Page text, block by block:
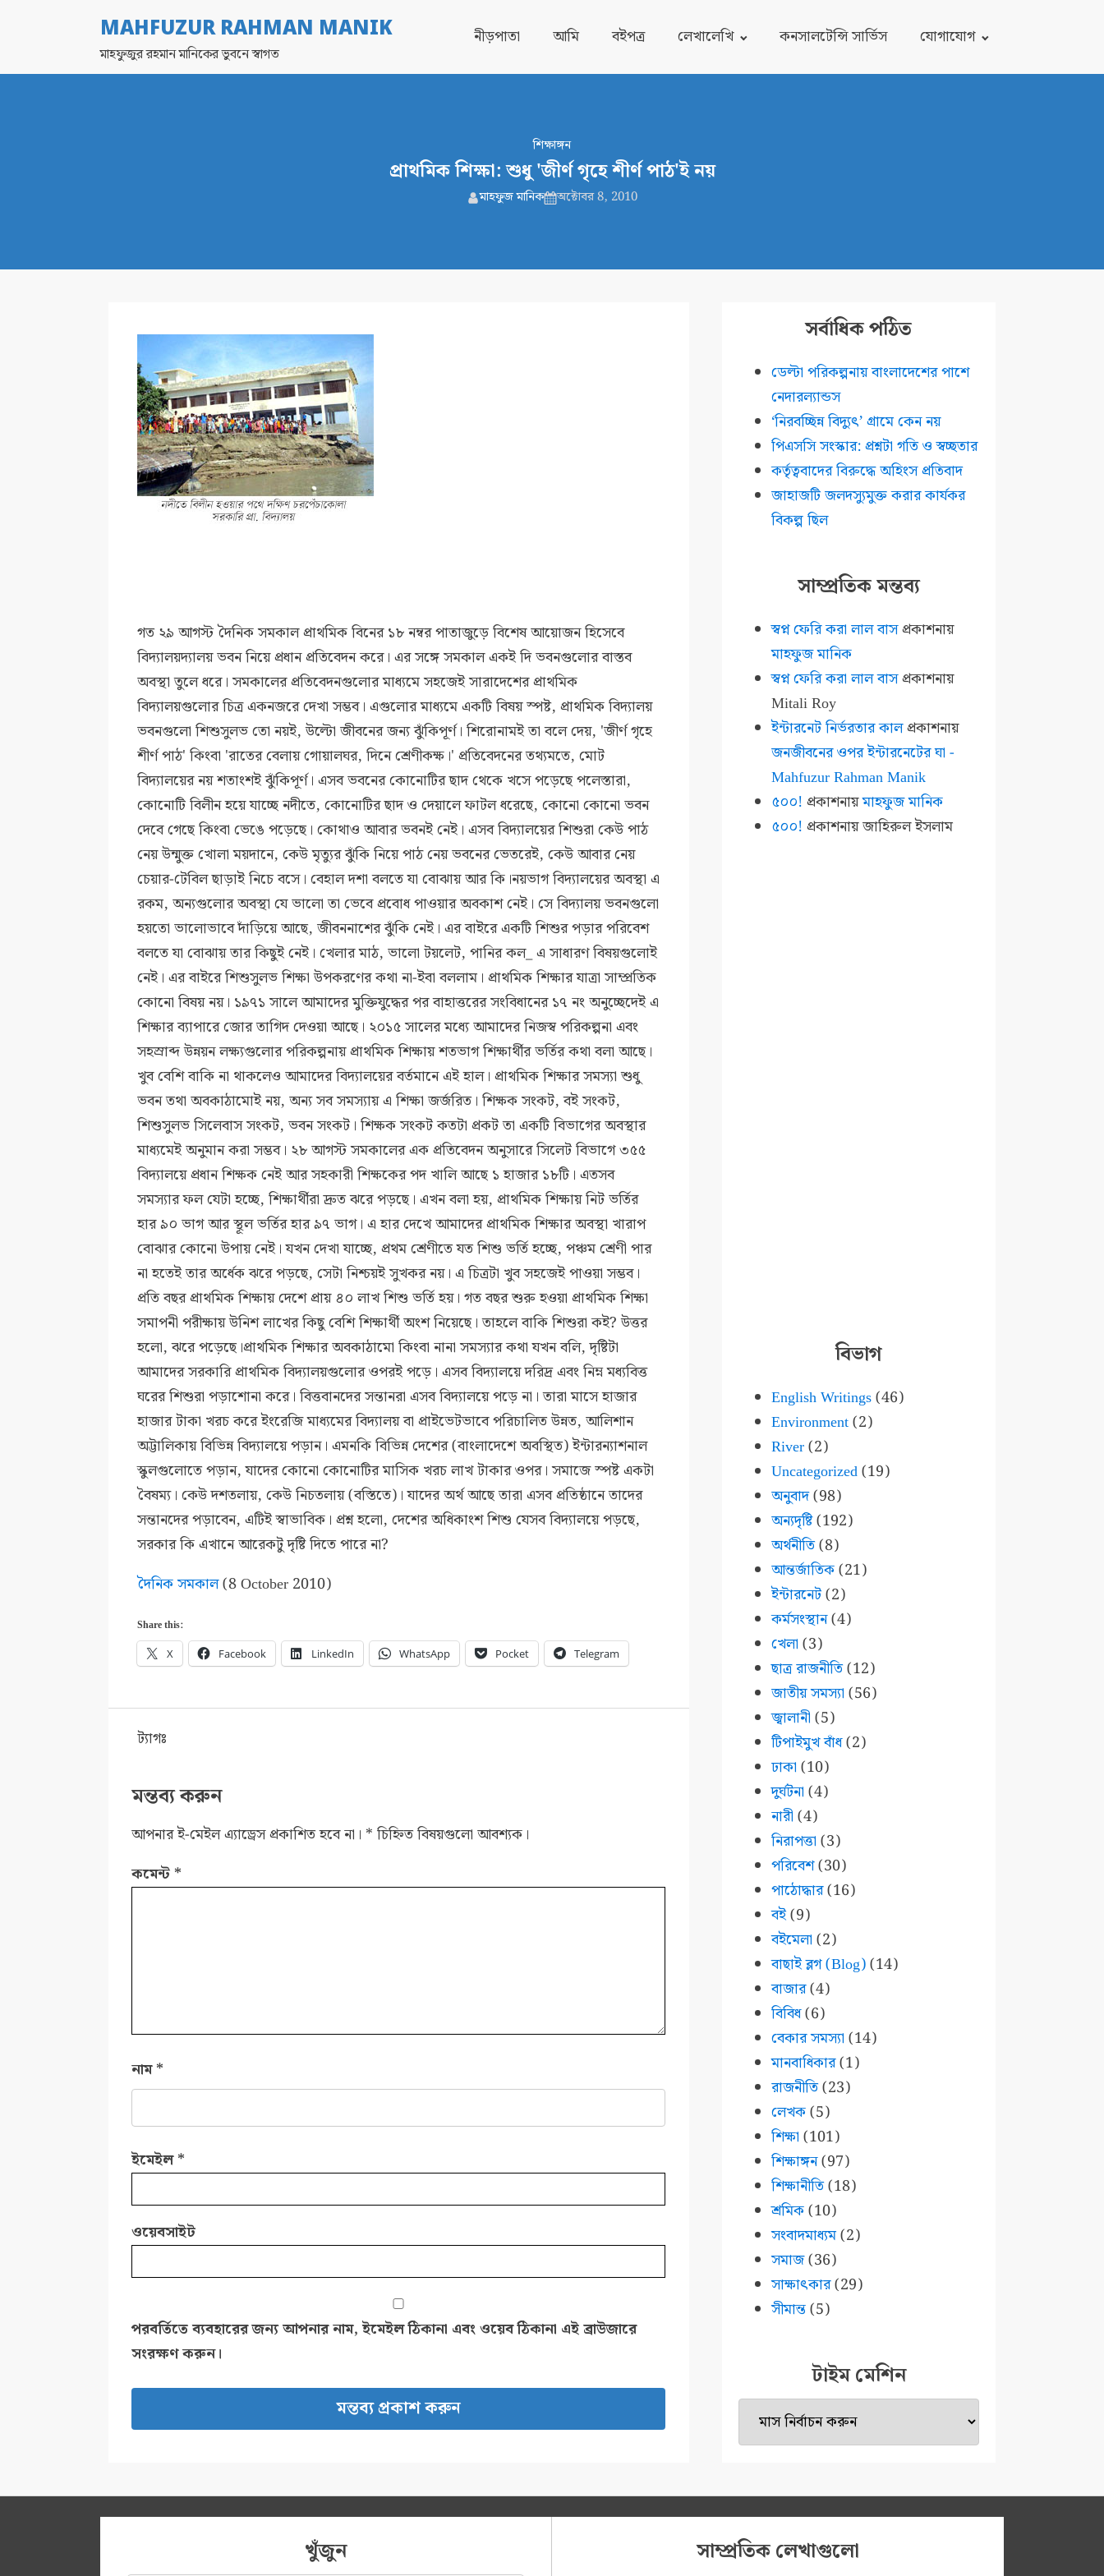
MAHFUZUR RAHMAN MANIK
মাহফুজুর রহমান মানিকের ভুবনে স্বাগত
নীড়পাতা আমি বইপত্র লেখালেখি কনসালটেন্সি সার্ভিস যোগাযোগ
শিক্ষাঙ্গন
প্রাথমিক শিক্ষা: শুধু 'জীর্ণ গৃহে শীর্ণ পাঠ'ই নয়
মাহফুজ মানিক অক্টোবর 8, 2010
গত ২৯ আগস্ট দৈনিক সমকাল প্রাথমিক বিনের ১৮ নম্বর পাতাজুড়ে বিশেষ আয়োজন হিসেবে
বিদ্যালয়দ্যালয় ভবন নিয়ে প্রধান প্রতিবেদন করে। এর সঙ্গে সমকাল একই দি ভবনগুলোর বাস্তব
অবস্থা তুলে ধরে। সমকালের প্রতিবেদনগুলোর মাধ্যমে সহজেই সারাদেশের প্রাথমিক
বিদ্যালয়গুলোর চিত্র একনজরে দেখা সম্ভব। এগুলোর মাধ্যমে একটি বিষয় স্পষ্ট, প্রাথমিক বিদ্যালয়
ভবনগুলো শিশুসুলভ তো নয়ই, উল্টো জীবনের জন্য ঝুঁকিপূর্ণ। শিরোনামই তা বলে দেয়, 'জীর্ণ গৃহে
শীর্ণ পাঠ' কিংবা 'রাতের বেলায় গোয়ালঘর, দিনে শ্রেণীকক্ষ।' প্রতিবেদনের তথ্যমতে, মোট
বিদ্যালয়ের নয় শতাংশই ঝুঁকিপূর্ণ। এসব ভবনের কোনোটির ছাদ থেকে খসে পড়েছে পলেস্তারা,
কোনোটি বিলীন হয়ে যাচ্ছে নদীতে, কোনোটির ছাদ ও দেয়ালে ফাটল ধরেছে, কোনো কোনো ভবন
দেবে গেছে কিংবা ভেঙে পড়েছে। কোথাও আবার ভবনই নেই। এসব বিদ্যালয়ের শিশুরা কেউ পাঠ
নেয় উন্মুক্ত খোলা ময়দানে, কেউ মৃত্যুর ঝুঁকি নিয়ে পাঠ নেয় ভবনের ভেতরেই, কেউ আবার নেয়
চেয়ার-টেবিল ছাড়াই নিচে বসে। বেহাল দশা বলতে যা বোঝায় আর কি।নয়ভাগ বিদ্যালয়ের অবস্থা এ
রকম, অন্যগুলোর অবস্থা যে ভালো তা ভেবে প্রবোধ পাওয়ার অবকাশ নেই। সে বিদ্যালয় ভবনগুলো
হয়তো ভালোভাবে দাঁড়িয়ে আছে, জীবননাশের ঝুঁকি নেই। এর বাইরে একটি শিশুর পড়ার পরিবেশ
বলতে যা বোঝায় তার কিছুই নেই। খেলার মাঠ, ভালো টয়লেট, পানির কল_ এ সাধারণ বিষয়গুলোই
নেই। এর বাইরে শিশুসুলভ শিক্ষা উপকরণের কথা না-ইবা বললাম। প্রাথমিক শিক্ষার যাত্রা সাম্প্রতিক
কোনো বিষয় নয়। ১৯৭১ সালে আমাদের মুক্তিযুদ্ধের পর বাহাত্তরের সংবিধানের ১৭ নং অনুচ্ছেদেই এ
শিক্ষার ব্যাপারে জোর তাগিদ দেওয়া আছে। ২০১৫ সালের মধ্যে আমাদের নিজস্ব পরিকল্পনা এবং
সহস্রাব্দ উন্নয়ন লক্ষ্যগুলোর পরিকল্পনায় প্রাথমিক শিক্ষায় শতভাগ শিক্ষার্থীর ভর্তির কথা বলা আছে।
খুব বেশি বাকি না থাকলেও আমাদের বিদ্যালয়ের বর্তমানে এই হাল। প্রাথমিক শিক্ষার সমস্যা শুধু
ভবন তথা অবকাঠামোই নয়, অন্য সব সমস্যায় এ শিক্ষা জর্জরিত। শিক্ষক সংকট, বই সংকট,
শিশুসুলভ সিলেবাস সংকট, ভবন সংকট। শিক্ষক সংকট কতটা প্রকট তা একটি বিভাগের অবস্থার
মাধ্যমেই অনুমান করা সম্ভব। ২৮ আগস্ট সমকালের এক প্রতিবেদন অনুসারে সিলেট বিভাগে ৩৫৫
বিদ্যালয়ে প্রধান শিক্ষক নেই আর সহকারী শিক্ষকের পদ খালি আছে ১ হাজার ১৮টি। এতসব
সমস্যার ফল যেটা হচ্ছে, শিক্ষার্থীরা দ্রুত ঝরে পড়ছে। এখন বলা হয়, প্রাথমিক শিক্ষায় নিট ভর্তির
হার ৯০ ভাগ আর স্থূল ভর্তির হার ৯৭ ভাগ। এ হার দেখে আমাদের প্রাথমিক শিক্ষার অবস্থা খারাপ
বোঝার কোনো উপায় নেই। যখন দেখা যাচ্ছে, প্রথম শ্রেণীতে যত শিশু ভর্তি হচ্ছে, পঞ্চম শ্রেণী পার
না হতেই তার অর্ধেক ঝরে পড়ছে, সেটা নিশ্চয়ই সুখকর নয়। এ চিত্রটা খুব সহজেই পাওয়া সম্ভব।
প্রতি বছর প্রাথমিক শিক্ষায় দেশে প্রায় ৪০ লাখ শিশু ভর্তি হয়। গত বছর শুরু হওয়া প্রাথমিক শিক্ষা
সমাপনী পরীক্ষায় উনিশ লাখের কিছু বেশি শিক্ষার্থী অংশ নিয়েছে। তাহলে বাকি শিশুরা কই? উত্তর
হলো, ঝরে পড়েছে।প্রাথমিক শিক্ষার অবকাঠামো কিংবা নানা সমস্যার কথা যখন বলি, দৃষ্টিটা
আমাদের সরকারি প্রাথমিক বিদ্যালয়গুলোর ওপরই পড়ে। এসব বিদ্যালয়ে দরিদ্র এবং নিম্ন মধ্যবিত্ত
ঘরের শিশুরা পড়াশোনা করে। বিত্তবানদের সন্তানরা এসব বিদ্যালয়ে পড়ে না। তারা মাসে হাজার
হাজার টাকা খরচ করে ইংরেজি মাধ্যমের বিদ্যালয় বা প্রাইভেটভাবে পরিচালিত উন্নত, আলিশান
অট্টালিকায় বিভিন্ন বিদ্যালয়ে পড়ান। এমনকি বিভিন্ন দেশের (বাংলাদেশে অবস্থিত) ইন্টারন্যাশনাল
স্কুলগুলোতে পড়ান, যাদের কোনো কোনোটির মাসিক খরচ লাখ টাকার ওপর। সমাজে স্পষ্ট একটা
বৈষম্য। কেউ দশতলায়, কেউ নিচতলায় (বস্তিতে)। যাদের অর্থ আছে তারা এসব প্রতিষ্ঠানে তাদের
সন্তানদের পড়াবেন, এটিই স্বাভাবিক। প্রশ্ন হলো, দেশের অধিকাংশ শিশু যেসব বিদ্যালয়ে পড়ছে,
সরকার কি এখানে আরেকটু দৃষ্টি দিতে পারে না?
দৈনিক সমকাল(8 October 2010)
Share this:
X Facebook LinkedIn WhatsApp Pocket Telegram
ট্যাগঃ
মন্তব্য করুন
আপনার ই-মেইল এ্যাড্রেস প্রকাশিত হবে না। * চিহ্নিত বিষয়গুলো আবশ্যক।
কমেন্ট *
নাম*
ইমেইল*
ওয়েবসাইট
পরবর্তিতে ব্যবহারের জন্য আপনার নাম, ইমেইল ঠিকানা এবং ওয়েব ঠিকানা এই ব্রাউজারে
সংরক্ষণ করুন।
সর্বাধিক পঠিত
ডেল্টা পরিকল্পনায় বাংলাদেশের পাশে
নেদারল্যান্ডস
‘নিরবচ্ছিন্ন বিদ্যুৎ’ গ্রামে কেন নয়
পিএসসি সংস্কার: প্রশ্নটা গতি ও স্বচ্ছতার
কর্তৃত্ববাদের বিরুদ্ধে অহিংস প্রতিবাদ
জাহাজটি জলদস্যুমুক্ত করার কার্যকর
বিকল্প ছিল
সাম্প্রতিক মন্তব্য
স্বপ্ন ফেরি করা লাল বাসপ্রকাশনায়
মাহফুজ মানিক
স্বপ্ন ফেরি করা লাল বাসপ্রকাশনায়
Mitali Roy
ইন্টারনেট নির্ভরতার কালপ্রকাশনায়
জনজীবনের ওপর ইন্টারনেটের ঘা -
Mahfuzur Rahman Manik
৫০০! প্রকাশনায়মাহফুজ মানিক
৫০০! প্রকাশনায়জাহিরুল ইসলাম
বিভাগ
English Writings(46)
Environment(2)
River(2)
Uncategorized(19)
অনুবাদ(98)
অন্যদৃষ্টি(192)
অর্থনীতি(8)
আন্তর্জাতিক(21)
ইন্টারনেট(2)
কর্মসংস্থান(4)
খেলা (3)
ছাত্র রাজনীতি(12)
জাতীয় সমস্যা (56)
জ্বালানী (5)
টিপাইমুখ বাঁধ(2)
ঢাকা (10)
দুর্ঘটনা (4)
নারী (4)
নিরাপত্তা (3)
পরিবেশ(30)
পাঠোদ্ধার(16)
বই(9)
বইমেলা (2)
বাছাই ব্লগ (Blog)(14)
বাজার(4)
বিবিধ(6)
বেকার সমস্যা (14)
মানবাধিকার(1)
রাজনীতি(23)
লেখক(5)
শিক্ষা (101)
শিক্ষাঙ্গন(97)
শিক্ষানীতি(18)
শ্রমিক(10)
সংবাদমাধ্যম(2)
সমাজ(36)
সাক্ষাৎকার(29)
সীমান্ত(5)
টাইম মেশিন
টাইম
মেশিন
খুঁজুন সাম্প্রতিক লেখাগুলো